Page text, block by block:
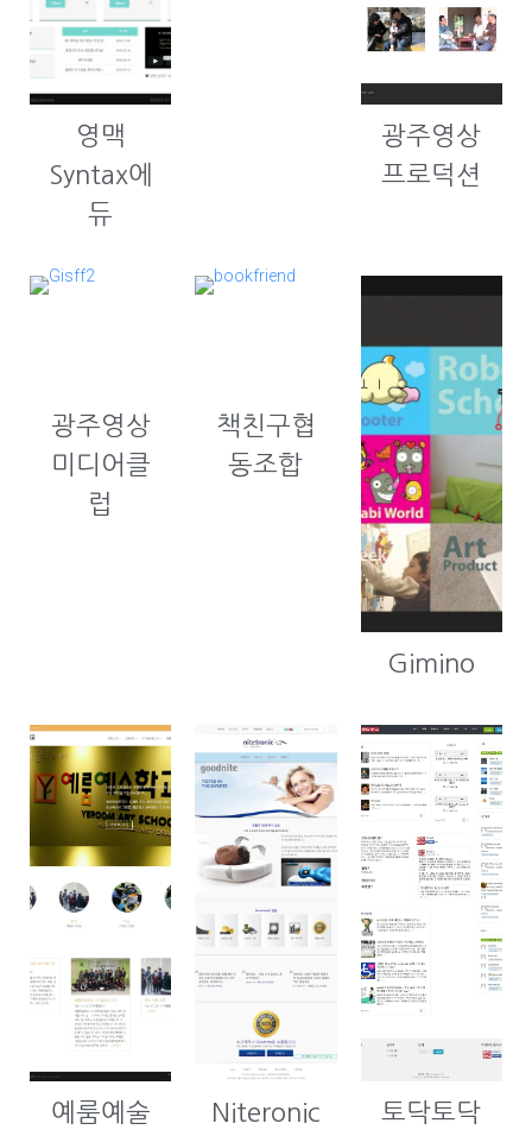
영맥
Syntax에
듀
광주영상
프로덕션
광주영상
미디어클
럽
책친구협
동조합
Gimino
예룸예술
Niteronic 토닥토닥